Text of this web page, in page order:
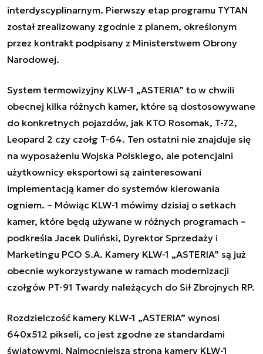
interdyscyplinarnym. Pierwszy etap programu TYTAN
został zrealizowany zgodnie z planem, określonym
przez kontrakt podpisany z Ministerstwem Obrony
Narodowej.
System termowizyjny KLW-1 „ASTERIA” to w chwili
obecnej kilka różnych kamer, które są dostosowywane
do konkretnych pojazdów, jak KTO Rosomak, T-72,
Leopard 2 czy czołg T-64. Ten ostatni nie znajduje się
na wyposażeniu Wojska Polskiego, ale potencjalni
użytkownicy eksportowi są zainteresowani
implementacją kamer do systemów kierowania
ogniem. – Mówiąc KLW-1 mówimy dzisiaj o setkach
kamer, które będą używane w różnych programach –
podkreśla Jacek Duliński, Dyrektor Sprzedaży i
Marketingu PCO S.A. Kamery KLW-1 „ASTERIA” są już
obecnie wykorzystywane w ramach modernizacji
czołgów PT-91 Twardy należących do Sił Zbrojnych RP.
Rozdzielczość kamery KLW-1 „ASTERIA” wynosi
640x512 pikseli, co jest zgodne ze standardami
światowymi. Najmocniejszą stroną kamery KLW-1